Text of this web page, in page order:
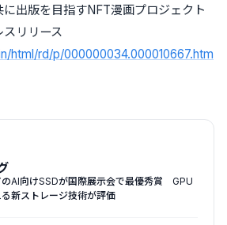
出版を目指すNFT漫画プロジェクト
リリース
html/rd/p/000000034.000010667.htm
のAI向けSSDが国際展示会で最優秀賞 GPU
新ストレージ技術が評価